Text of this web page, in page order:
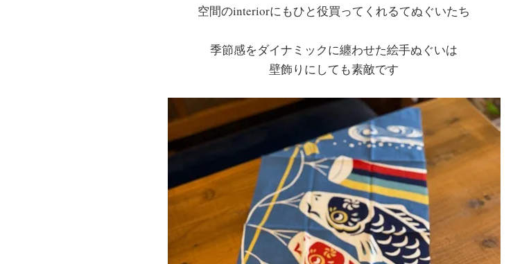
空間のinteriorにもひと役買ってくれるてぬぐいたち
季節感をダイナミックに纏わせた絵手ぬぐいは
壁飾りにしても素敵です